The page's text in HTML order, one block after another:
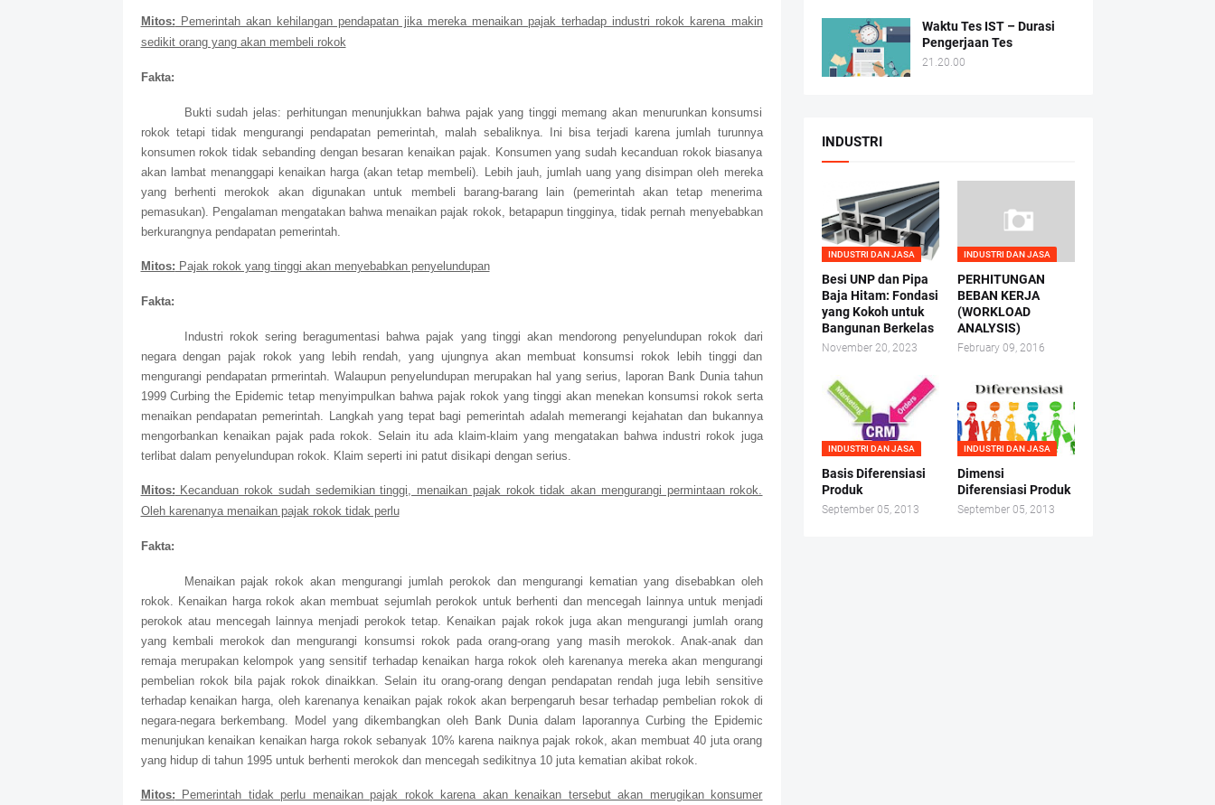
Mitos: Pemerintah akan kehilangan pendapatan jika mereka menaikan pajak terhadap industri rokok karena makin
sedikit orang yang akan membeli rokok
Fakta:
Bukti sudah jelas: perhitungan menunjukkan bahwa pajak yang tinggi memang akan menurunkan konsumsi
rokok tetapi tidak mengurangi pendapatan pemerintah, malah sebaliknya. Ini bisa terjadi karena jumlah turunnya
konsumen rokok tidak sebanding dengan besaran kenaikan pajak. Konsumen yang sudah kecanduan rokok biasanya
akan lambat menanggapi kenaikan harga (akan tetap membeli). Lebih jauh, jumlah uang yang disimpan oleh mereka
yang berhenti merokok akan digunakan untuk membeli barang-barang lain (pemerintah akan tetap menerima
pemasukan). Pengalaman mengatakan bahwa menaikan pajak rokok, betapapun tingginya, tidak pernah menyebabkan
berkurangnya pendapatan pemerintah.
Mitos: Pajak rokok yang tinggi akan menyebabkan penyelundupan
Fakta:
Industri rokok sering beragumentasi bahwa pajak yang tinggi akan mendorong penyelundupan rokok dari
negara dengan pajak rokok yang lebih rendah, yang ujungnya akan membuat konsumsi rokok lebih tinggi dan
mengurangi pendapatan prmerintah. Walaupun penyelundupan merupakan hal yang serius, laporan Bank Dunia tahun
1999 Curbing the Epidemic tetap menyimpulkan bahwa pajak rokok yang tinggi akan menekan konsumsi rokok serta
menaikan pendapatan pemerintah. Langkah yang tepat bagi pemerintah adalah memerangi kejahatan dan bukannya
mengorbankan kenaikan pajak pada rokok. Selain itu ada klaim-klaim yang mengatakan bahwa industri rokok juga
terlibat dalam penyelundupan rokok. Klaim seperti ini patut disikapi dengan serius.
Mitos: Kecanduan rokok sudah sedemikian tinggi, menaikan pajak rokok tidak akan mengurangi permintaan rokok.
Oleh karenanya menaikan pajak rokok tidak perlu
Fakta:
Menaikan pajak rokok akan mengurangi jumlah perokok dan mengurangi kematian yang disebabkan oleh
rokok. Kenaikan harga rokok akan membuat sejumlah perokok untuk berhenti dan mencegah lainnya untuk menjadi
perokok atau mencegah lainnya menjadi perokok tetap. Kenaikan pajak rokok juga akan mengurangi jumlah orang
yang kembali merokok dan mengurangi konsumsi rokok pada orang-orang yang masih merokok. Anak-anak dan
remaja merupakan kelompok yang sensitif terhadap kenaikan harga rokok oleh karenanya mereka akan mengurangi
pembelian rokok bila pajak rokok dinaikkan. Selain itu orang-orang dengan pendapatan rendah juga lebih sensitive
terhadap kenaikan harga, oleh karenanya kenaikan pajak rokok akan berpengaruh besar terhadap pembelian rokok di
negara-negara berkembang. Model yang dikembangkan oleh Bank Dunia dalam laporannya Curbing the Epidemic
menunjukan kenaikan kenaikan harga rokok sebanyak 10% karena naiknya pajak rokok, akan membuat 40 juta orang
yang hidup di tahun 1995 untuk berhenti merokok dan mencegah sedikitnya 10 juta kematian akibat rokok.
Mitos: Pemerintah tidak perlu menaikan pajak rokok karena akan kenaikan tersebut akan merugikan konsumer
Waktu Tes IST – Durasi
Pengerjaan Tes
21.20.00
INDUSTRI
INDUSTRI DAN JASA
Besi UNP dan Pipa
Baja Hitam: Fondasi
yang Kokoh untuk
Bangunan Berkelas
November 20, 2023
INDUSTRI DAN JASA
PERHITUNGAN
BEBAN KERJA
(WORKLOAD
ANALYSIS)
February 09, 2016
INDUSTRI DAN JASA
Basis Diferensiasi
Produk
September 05, 2013
INDUSTRI DAN JASA
Dimensi
Diferensiasi Produk
September 05, 2013